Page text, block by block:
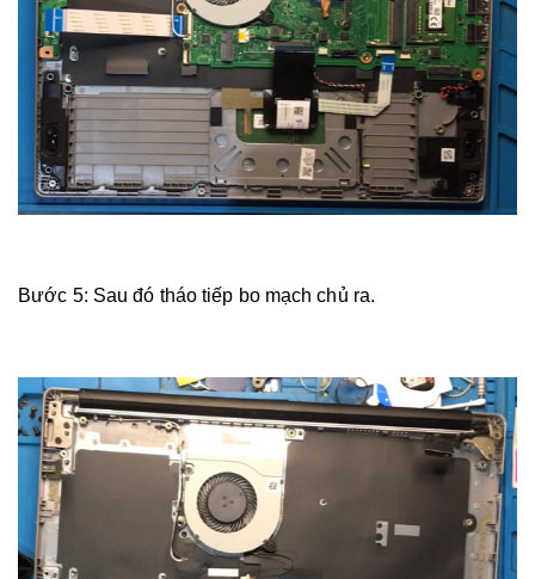
Bước 5: Sau đó tháo tiếp bo mạch chủ ra.